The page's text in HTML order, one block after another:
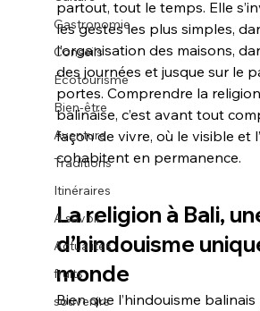
Gastronomie
Conseils
Écotourisme
Bien-être
Aventure
Traditions
Itinéraires
A savoir
Actualités
fruits
souvenirs
partout, tout le temps. Elle
les gestes les plus simples,
l’organisation des maisons,
des journées et jusque sur le
portes. Comprendre la
balinaise, c’est avant tout
façon de vivre, où le visible et
cohabitent en permanence.
La religion à Bali,
d’hindouisme
monde
Bien que l’hindouisme